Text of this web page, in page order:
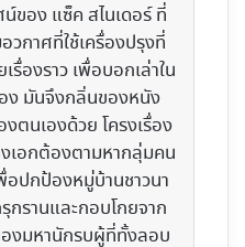
ของ แซ็ค สไนเดอร์ ที่
วกาศที่ใช้เครื่องปรุงที่
รื่องราว เพื่อบอกเล่าใน
ง มันจึงกลิ่นของหนัง
ตนเองด้วย โครงเรื่อง
เอกต้องตามหากลุ่มคน
ปกป้องหมู่บ้านชาวนา
กรานและกอบโกยจาก
งมหานักรบผู้ที่ทั้งลอบ